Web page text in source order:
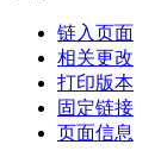
链入页面
相关更改
打印版本
固定链接
页面信息